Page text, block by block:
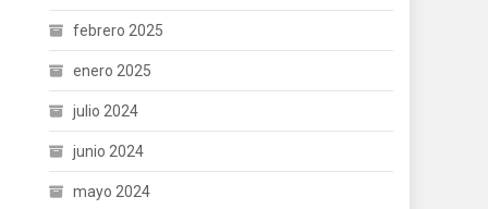
febrero 2025
enero 2025
julio 2024
junio 2024
mayo 2024